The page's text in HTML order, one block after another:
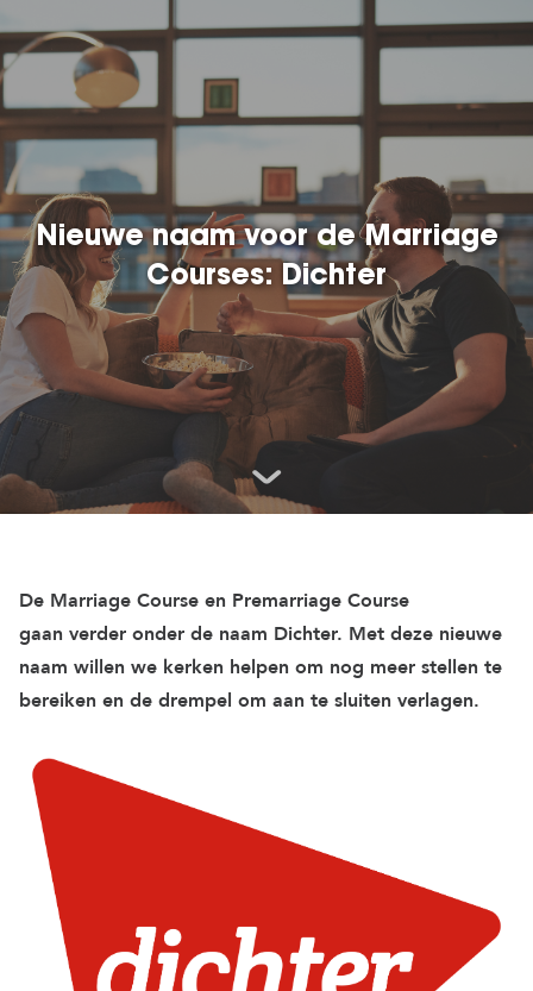
Nieuwe naam voor de Marriage
Courses: Dichter
De Marriage Course en Premarriage Course
gaan verder onder de naam Dichter. Met deze nieuwe
naam willen we kerken helpen om nog meer stellen te
bereiken en de drempel om aan te sluiten verlagen.